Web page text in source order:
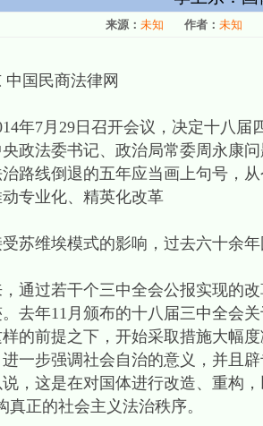
来源： 未知 作者： 未知
中国民商法律网
年7月29日召开会议，决定十八
政法委书记、政治局常委周永康
路线倒退的五年应当画上句号，
专业化、精英化改革
苏维埃模式的影响，过去六十余
，通过若干个三中全会公报实现的
去年11月颁布的十八届三中全会
的前提之下，开始采取措施大幅
一步强调社会自治的意义，并且
，这是在对国体进行改造、重构
真正的社会主义法治秩序。